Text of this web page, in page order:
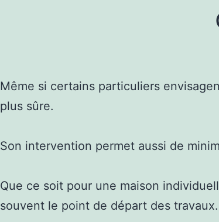
Même si certains particuliers
plus sûre.
Son intervention permet aussi de
Que ce soit pour une maison
souvent le point de départ des travaux.